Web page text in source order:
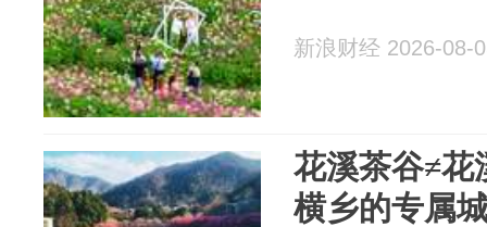
新浪财经 2026-08-
花溪茶谷≠花
横乡的专属